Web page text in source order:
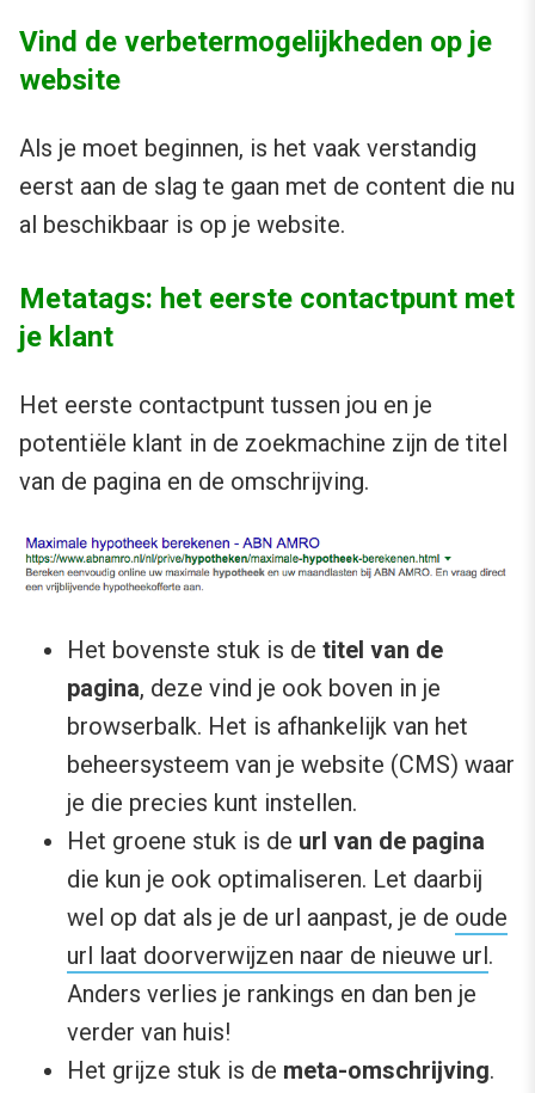
Vind de verbetermogelijkheden op je
website
Als je moet beginnen, is het vaak verstandig
eerst aan de slag te gaan met de content die nu
al beschikbaar is op je website.
Metatags: het eerste contactpunt met
je klant
Het eerste contactpunt tussen jou en je
potentiële klant in de zoekmachine zijn de titel
van de pagina en de omschrijving.
Het bovenste stuk is de titel van de
pagina, deze vind je ook boven in je
browserbalk. Het is afhankelijk van het
beheersysteem van je website (CMS) waar
je die precies kunt instellen.
Het groene stuk is de url van de pagina
die kun je ook optimaliseren. Let daarbij
wel op dat als je de url aanpast, je de oude
url laat doorverwijzen naar de nieuwe url.
Anders verlies je rankings en dan ben je
verder van huis!
Het grijze stuk is de meta-omschrijving.